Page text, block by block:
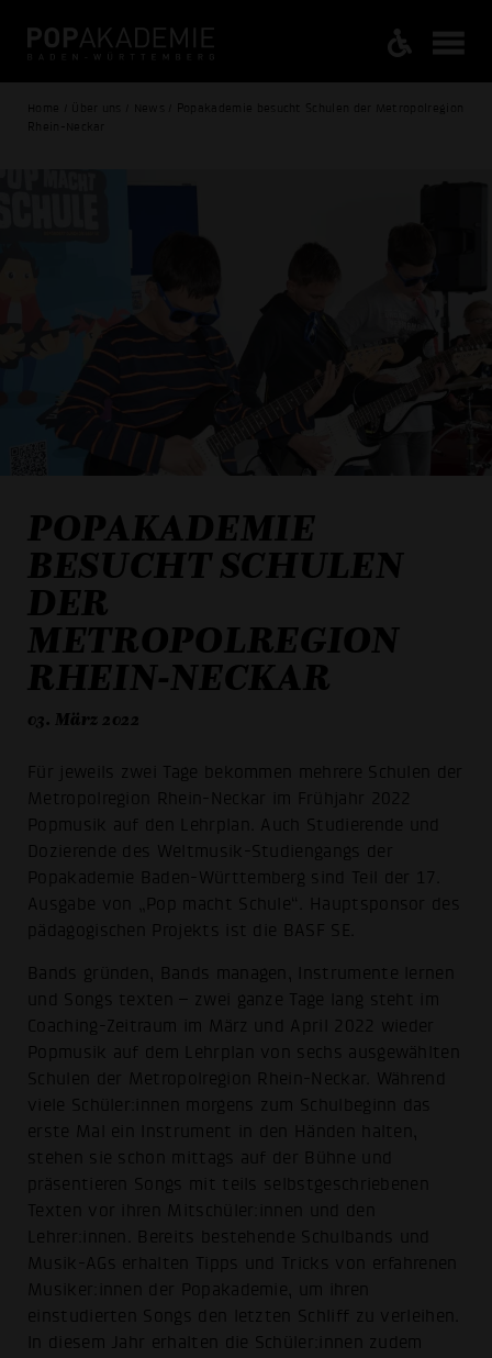
Home / Über uns / News / Popakademie besucht Schulen der Metropolregion
Rhein-Neckar
POPAKADEMIE
BESUCHT SCHULEN
DER
METROPOLREGION
RHEIN-NECKAR
03. März 2022
Für jeweils zwei Tage bekommen mehrere Schulen der
Metropolregion Rhein-Neckar im Frühjahr 2022
Popmusik auf den Lehrplan. Auch Studierende und
Dozierende des Weltmusik-Studiengangs der
Popakademie Baden-Württemberg sind Teil der 17.
Ausgabe von „Pop macht Schule“. Hauptsponsor des
pädagogischen Projekts ist die BASF SE.
Bands gründen, Bands managen, Instrumente lernen
und Songs texten – zwei ganze Tage lang steht im
Coaching-Zeitraum im März und April 2022 wieder
Popmusik auf dem Lehrplan von sechs ausgewählten
Schulen der Metropolregion Rhein-Neckar. Während
viele Schüler:innen morgens zum Schulbeginn das
erste Mal ein Instrument in den Händen halten,
stehen sie schon mittags auf der Bühne und
präsentieren Songs mit teils selbstgeschriebenen
Texten vor ihren Mitschüler:innen und den
Lehrer:innen. Bereits bestehende Schulbands und
Musik-AGs erhalten Tipps und Tricks von erfahrenen
Musiker:innen der Popakademie, um ihren
einstudierten Songs den letzten Schliff zu verleihen.
In diesem Jahr erhalten die Schüler:innen zudem